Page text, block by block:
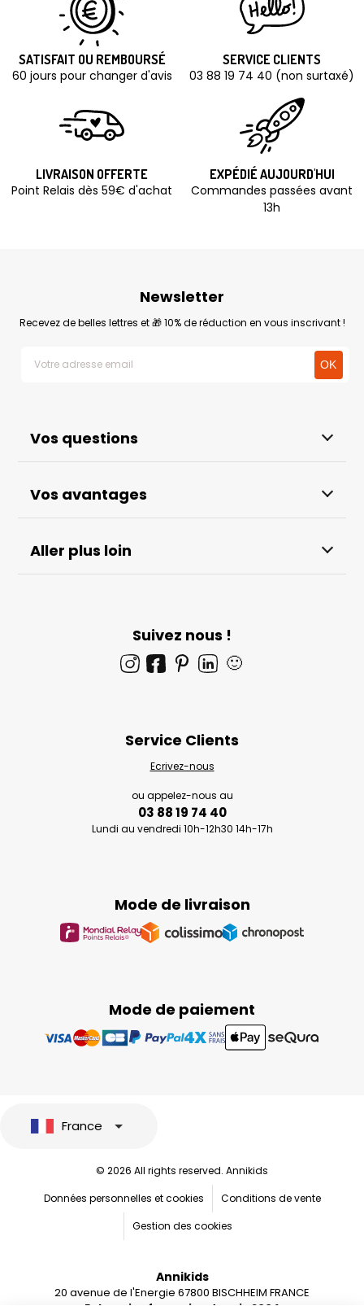
SATISFAIT OU REMBOURSÉ
60 jours pour changer d'avis
SERVICE CLIENTS
03 88 19 74 40 (non surtaxé)
LIVRAISON OFFERTE
Point Relais dès 59€ d'achat
EXPÉDIÉ AUJOURD'HUI
Commandes passées avant
13h
Vos questions
Vos avantages
Aller plus loin
Newsletter
Recevez de belles lettres et 🎁 10% de réduction en vous inscrivant !
Suivez nous !
🙂
Mode de paiement
Mode de livraison
Service Clients
Ecrivez-nous
ou appelez-nous au
03 88 19 74 40
Lundi au vendredi 10h-12h30 14h-17h
France
© 2026 All rights reserved. Annikids
Données personnelles et cookies
Conditions de vente
Gestion des cookies
Annikids
20 avenue de l'Energie 67800 BISCHHEIM FRANCE